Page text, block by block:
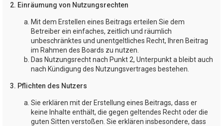
2. Einräumung von Nutzungsrechten
Mit dem Erstellen eines Beitrags erteilen Sie dem
Betreiber ein einfaches, zeitlich und räumlich
unbeschränktes und unentgeltliches Recht, Ihren Beitrag
im Rahmen des Boards zu nutzen.
Das Nutzungsrecht nach Punkt 2, Unterpunkt a bleibt auch
nach Kündigung des Nutzungsvertrages bestehen.
3. Pflichten des Nutzers
Sie erklären mit der Erstellung eines Beitrags, dass er
keine Inhalte enthält, die gegen geltendes Recht oder die
guten Sitten verstoßen. Sie erklären insbesondere, dass